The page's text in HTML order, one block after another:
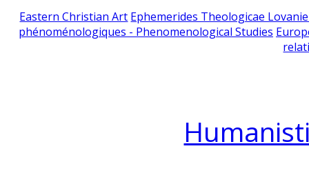
Eastern Christian Art Ephemerides Theologicae
phénoménologiques - Phenomenological Studies